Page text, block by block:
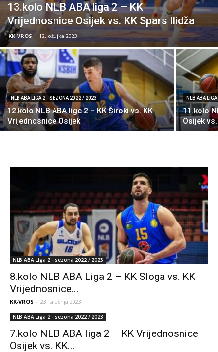
13.kolo NLB ABA liga 2 – KK
Vrijednosnice Osijek vs. KK Spars Ilidža
KK-VROS - 12. ožujka 2023.
NLB ABA LIGA 2 - SEZONA 2022 / 2023
12.kolo NLB ABA lige 2 – KK Široki vs. KK
Vrijednosnice Osijek
NLB ABA
11.kolo
Osijek
NLB ABA Liga 2 - sezona 2022 / 2023
8.kolo NLB ABA Liga 2 – KK Sloga vs. KK
Vrijednosnice...
KK-VROS - 23. siječnja 2023.
NLB ABA Liga 2 - sezona 2022 / 2023
7.kolo NLB ABA liga 2 – KK Vrijednosnice
Osijek vs. KK...